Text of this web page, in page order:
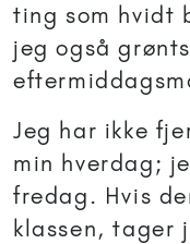
ting som hvidt
jeg også
Jeg har ikke
min hverdag;
fredag. Hvis
klassen, tager